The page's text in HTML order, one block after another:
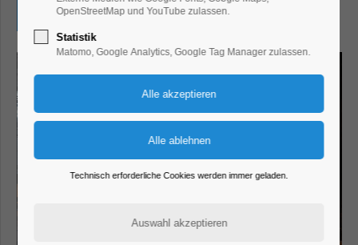
Eintritt frei
OpenStreetMap und YouTube zulassen.
Statistik
Matomo, Google Analytics, Google Tag Manager zulassen.
Technisch erforderliche Cookies werden immer geladen.